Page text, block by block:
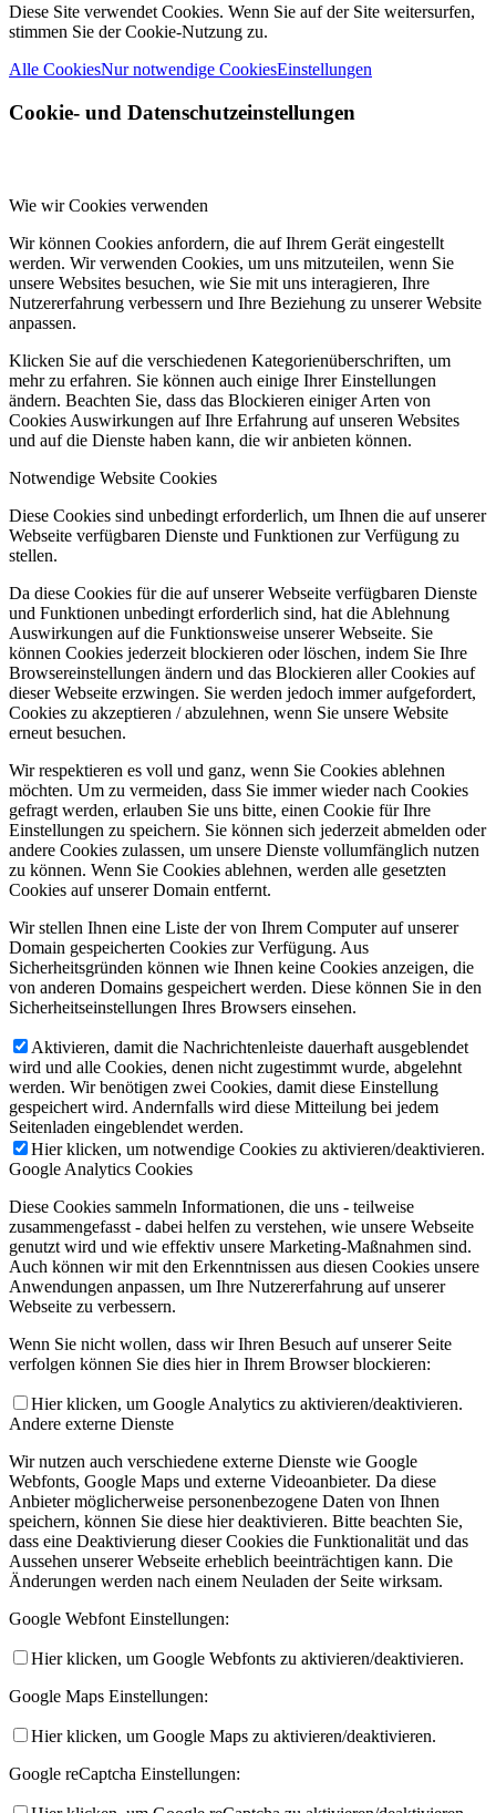
Diese Site verwendet Cookies. Wenn Sie auf der Site weitersurfen,
stimmen Sie der Cookie-Nutzung zu.
Alle CookiesNur notwendige CookiesEinstellungen
Cookie- und Datenschutzeinstellungen
Wie wir Cookies verwenden
Wir können Cookies anfordern, die auf Ihrem Gerät eingestellt
werden. Wir verwenden Cookies, um uns mitzuteilen, wenn Sie
unsere Websites besuchen, wie Sie mit uns interagieren, Ihre
Nutzererfahrung verbessern und Ihre Beziehung zu unserer Website
anpassen.
Klicken Sie auf die verschiedenen Kategorienüberschriften, um
mehr zu erfahren. Sie können auch einige Ihrer Einstellungen
ändern. Beachten Sie, dass das Blockieren einiger Arten von
Cookies Auswirkungen auf Ihre Erfahrung auf unseren Websites
und auf die Dienste haben kann, die wir anbieten können.
Notwendige Website Cookies
Diese Cookies sind unbedingt erforderlich, um Ihnen die auf unserer
Webseite verfügbaren Dienste und Funktionen zur Verfügung zu
stellen.
Da diese Cookies für die auf unserer Webseite verfügbaren Dienste
und Funktionen unbedingt erforderlich sind, hat die Ablehnung
Auswirkungen auf die Funktionsweise unserer Webseite. Sie
können Cookies jederzeit blockieren oder löschen, indem Sie Ihre
Browsereinstellungen ändern und das Blockieren aller Cookies auf
dieser Webseite erzwingen. Sie werden jedoch immer aufgefordert,
Cookies zu akzeptieren / abzulehnen, wenn Sie unsere Website
erneut besuchen.
Wir respektieren es voll und ganz, wenn Sie Cookies ablehnen
möchten. Um zu vermeiden, dass Sie immer wieder nach Cookies
gefragt werden, erlauben Sie uns bitte, einen Cookie für Ihre
Einstellungen zu speichern. Sie können sich jederzeit abmelden oder
andere Cookies zulassen, um unsere Dienste vollumfänglich nutzen
zu können. Wenn Sie Cookies ablehnen, werden alle gesetzten
Cookies auf unserer Domain entfernt.
Wir stellen Ihnen eine Liste der von Ihrem Computer auf unserer
Domain gespeicherten Cookies zur Verfügung. Aus
Sicherheitsgründen können wie Ihnen keine Cookies anzeigen, die
von anderen Domains gespeichert werden. Diese können Sie in den
Sicherheitseinstellungen Ihres Browsers einsehen.
Aktivieren, damit die Nachrichtenleiste dauerhaft ausgeblendet
wird und alle Cookies, denen nicht zugestimmt wurde, abgelehnt
werden. Wir benötigen zwei Cookies, damit diese Einstellung
gespeichert wird. Andernfalls wird diese Mitteilung bei jedem
Seitenladen eingeblendet werden.
Hier klicken, um notwendige Cookies zu aktivieren/deaktivieren.
Google Analytics Cookies
Diese Cookies sammeln Informationen, die uns - teilweise
zusammengefasst - dabei helfen zu verstehen, wie unsere Webseite
genutzt wird und wie effektiv unsere Marketing-Maßnahmen sind.
Auch können wir mit den Erkenntnissen aus diesen Cookies unsere
Anwendungen anpassen, um Ihre Nutzererfahrung auf unserer
Webseite zu verbessern.
Wenn Sie nicht wollen, dass wir Ihren Besuch auf unserer Seite
verfolgen können Sie dies hier in Ihrem Browser blockieren:
Hier klicken, um Google Analytics zu aktivieren/deaktivieren.
Andere externe Dienste
Wir nutzen auch verschiedene externe Dienste wie Google
Webfonts, Google Maps und externe Videoanbieter. Da diese
Anbieter möglicherweise personenbezogene Daten von Ihnen
speichern, können Sie diese hier deaktivieren. Bitte beachten Sie,
dass eine Deaktivierung dieser Cookies die Funktionalität und das
Aussehen unserer Webseite erheblich beeinträchtigen kann. Die
Änderungen werden nach einem Neuladen der Seite wirksam.
Google Webfont Einstellungen:
Hier klicken, um Google Webfonts zu aktivieren/deaktivieren.
Google Maps Einstellungen:
Hier klicken, um Google Maps zu aktivieren/deaktivieren.
Google reCaptcha Einstellungen: